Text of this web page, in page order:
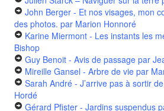
John Berger - Et nos visages, mon
des photos. par Marion Honnoré
Karine Miermont - Les instants les
Bishop
Guy Benoit - Avis de passage par
Mireille Gansel - Arbre de vie par
Sarah André - J’arrive pas à sortir
Hordé
Gérard Pfister - Jardins suspendus